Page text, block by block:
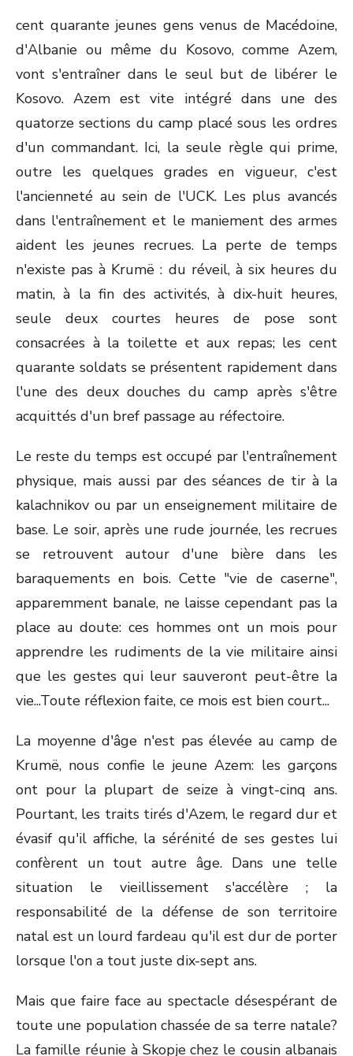
cent quarante jeunes gens venus de Macédoine,
d'Albanie ou même du Kosovo, comme Azem,
vont s'entraîner dans le seul but de libérer le
Kosovo. Azem est vite intégré dans une des
quatorze sections du camp placé sous les ordres
d'un commandant. Ici, la seule règle qui prime,
outre les quelques grades en vigueur, c'est
l'ancienneté au sein de l'UCK. Les plus avancés
dans l'entraînement et le maniement des armes
aident les jeunes recrues. La perte de temps
n'existe pas à Krumë : du réveil, à six heures du
matin, à la fin des activités, à dix-huit heures,
seule deux courtes heures de pose sont
consacrées à la toilette et aux repas; les cent
quarante soldats se présentent rapidement dans
l'une des deux douches du camp après s'être
acquittés d'un bref passage au réfectoire.
Le reste du temps est occupé par l'entraînement
physique, mais aussi par des séances de tir à la
kalachnikov ou par un enseignement militaire de
base. Le soir, après une rude journée, les recrues
se retrouvent autour d'une bière dans les
baraquements en bois. Cette "vie de caserne",
apparemment banale, ne laisse cependant pas la
place au doute: ces hommes ont un mois pour
apprendre les rudiments de la vie militaire ainsi
que les gestes qui leur sauveront peut-être la
vie...Toute réflexion faite, ce mois est bien court...
La moyenne d'âge n'est pas élevée au camp de
Krumë, nous confie le jeune Azem: les garçons
ont pour la plupart de seize à vingt-cinq ans.
Pourtant, les traits tirés d'Azem, le regard dur et
évasif qu'il affiche, la sérénité de ses gestes lui
confèrent un tout autre âge. Dans une telle
situation le vieillissement s'accélère ; la
responsabilité de la défense de son territoire
natal est un lourd fardeau qu'il est dur de porter
lorsque l'on a tout juste dix-sept ans.
Mais que faire face au spectacle désespérant de
toute une population chassée de sa terre natale?
La famille réunie à Skopje chez le cousin albanais